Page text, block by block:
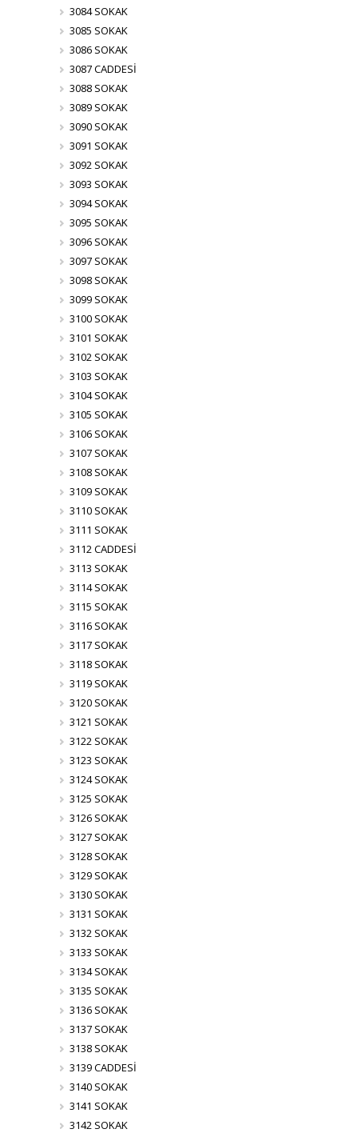
3084 SOKAK
3085 SOKAK
3086 SOKAK
3087 CADDESİ
3088 SOKAK
3089 SOKAK
3090 SOKAK
3091 SOKAK
3092 SOKAK
3093 SOKAK
3094 SOKAK
3095 SOKAK
3096 SOKAK
3097 SOKAK
3098 SOKAK
3099 SOKAK
3100 SOKAK
3101 SOKAK
3102 SOKAK
3103 SOKAK
3104 SOKAK
3105 SOKAK
3106 SOKAK
3107 SOKAK
3108 SOKAK
3109 SOKAK
3110 SOKAK
3111 SOKAK
3112 CADDESİ
3113 SOKAK
3114 SOKAK
3115 SOKAK
3116 SOKAK
3117 SOKAK
3118 SOKAK
3119 SOKAK
3120 SOKAK
3121 SOKAK
3122 SOKAK
3123 SOKAK
3124 SOKAK
3125 SOKAK
3126 SOKAK
3127 SOKAK
3128 SOKAK
3129 SOKAK
3130 SOKAK
3131 SOKAK
3132 SOKAK
3133 SOKAK
3134 SOKAK
3135 SOKAK
3136 SOKAK
3137 SOKAK
3138 SOKAK
3139 CADDESİ
3140 SOKAK
3141 SOKAK
3142 SOKAK